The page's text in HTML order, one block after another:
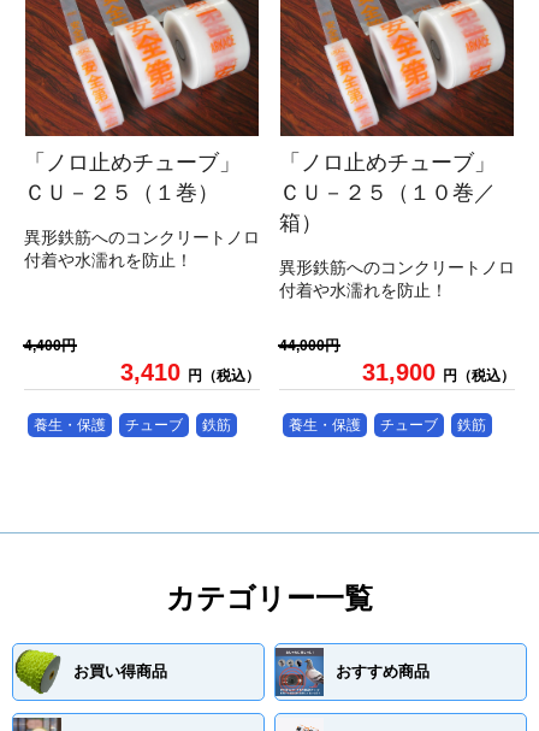
「ノロ止めチューブ」
ＣＵ－２５（１巻）
異形鉄筋へのコンクリートノロ
付着や水濡れを防止！
4,400円
3,410 円（税込）
養生・保護 チューブ 鉄筋
「ノロ止めチューブ」
ＣＵ－２５（１０巻／
箱）
異形鉄筋へのコンクリートノロ
付着や水濡れを防止！
44,000円
31,900 円（税込）
養生・保護 チューブ 鉄筋
カテゴリー一覧
お買い得商品 おすすめ商品